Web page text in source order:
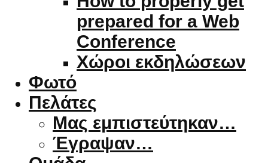
prepared for a Web
Conference
Χώροι εκδηλώσεων
Φωτό
Πελάτες
Μας εμπιστεύτηκαν…
Έγραψαν…